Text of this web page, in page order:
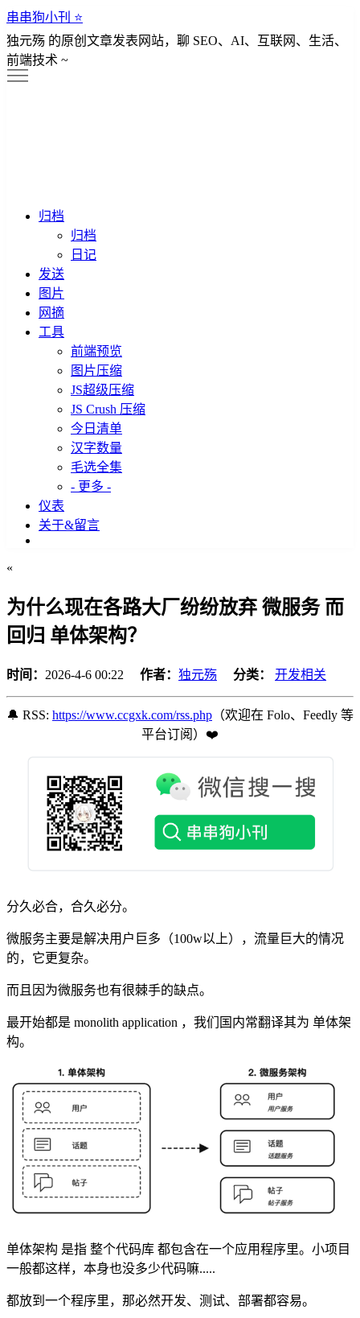
串串狗小刊 ⭐️
独元殇 的原创文章发表网站，聊 SEO、AI、互联网、生活、
前端技术 ~
归档
归档
日记
发送
图片
网摘
工具
前端预览
图片压缩
JS超级压缩
JS Crush 压缩
今日清单
汉字数量
毛选全集
- 更多 -
仪表
关于&留言
«
为什么现在各路大厂纷纷放弃 微服务 而
回归 单体架构？
时间： 2026-4-6 00:22 作者： 独元殇 分类： 开发相关
🔔 RSS: https://www.ccgxk.com/rss.php （欢迎在 Folo、Feedly 等
平台订阅️）❤️
分久必合，合久必分。
微服务主要是解决用户巨多（100w以上），流量巨大的情况
的，它更复杂。
而且因为微服务也有很棘手的缺点。
最开始都是 monolith application ，我们国内常翻译其为 单体架
构。
单体架构 是指 整个代码库 都包含在一个应用程序里。小项目
一般都这样，本身也没多少代码嘛.....
都放到一个程序里，那必然开发、测试、部署都容易。